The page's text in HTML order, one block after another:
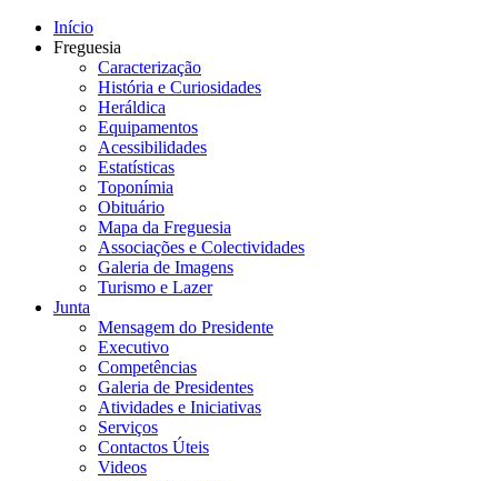
Início
Freguesia
Caracterização
História e Curiosidades
Heráldica
Equipamentos
Acessibilidades
Estatísticas
Toponímia
Obituário
Mapa da Freguesia
Associações e Colectividades
Galeria de Imagens
Turismo e Lazer
Junta
Mensagem do Presidente
Executivo
Competências
Galeria de Presidentes
Atividades e Iniciativas
Serviços
Contactos Úteis
Videos